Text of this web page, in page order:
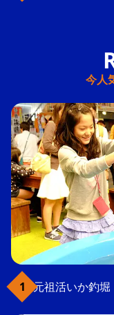
今人
元祖活いか釣堀